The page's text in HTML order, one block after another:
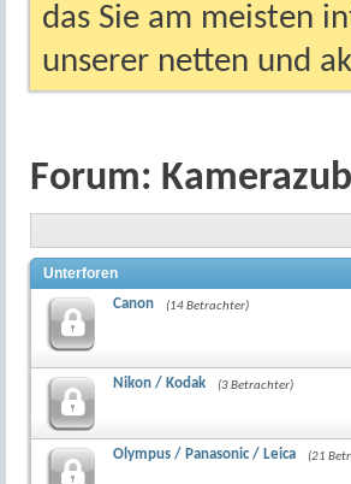
das Sie am meisten
unserer netten und
Forum:
Unterforen
Canon (14 Betrachter)
Nikon / Kodak (3 Betrachter)
Olympus / Panasonic / Leica (21